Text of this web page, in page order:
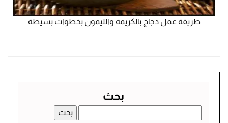
طريقة عمل دجاج بالكريمة والليمون بخطوات بسيطة
بحث